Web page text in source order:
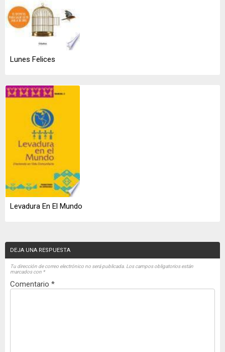
Lunes Felices
Levadura En El Mundo
DEJA UNA RESPUESTA
Tu dirección de correo electrónico no será publicada. Los campos obligatorios están
marcados con *
Comentario *